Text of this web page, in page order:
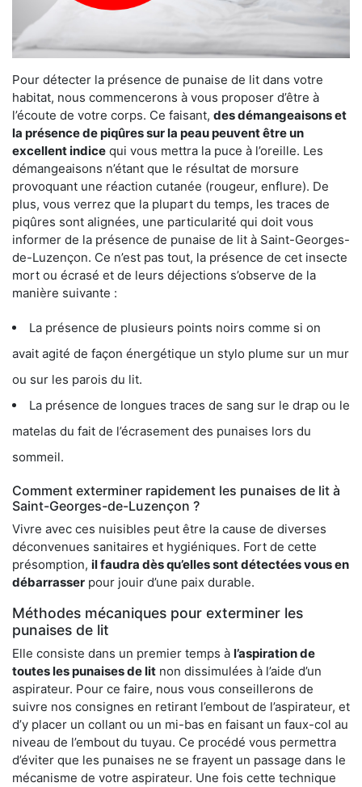
Pour détecter la présence de punaise de lit dans votre
habitat, nous commencerons à vous proposer d’être à
l’écoute de votre corps. Ce faisant, des démangeaisons et
la présence de piqûres sur la peau peuvent être un
excellent indice qui vous mettra la puce à l’oreille. Les
démangeaisons n’étant que le résultat de morsure
provoquant une réaction cutanée (rougeur, enflure). De
plus, vous verrez que la plupart du temps, les traces de
piqûres sont alignées, une particularité qui doit vous
informer de la présence de punaise de lit à Saint-Georges-
de-Luzençon. Ce n’est pas tout, la présence de cet insecte
mort ou écrasé et de leurs déjections s’observe de la
manière suivante :
La présence de plusieurs points noirs comme si on
avait agité de façon énergétique un stylo plume sur un mur
ou sur les parois du lit.
La présence de longues traces de sang sur le drap ou le
matelas du fait de l’écrasement des punaises lors du
sommeil.
Comment exterminer rapidement les punaises de lit à
Saint-Georges-de-Luzençon ?
Vivre avec ces nuisibles peut être la cause de diverses
déconvenues sanitaires et hygiéniques. Fort de cette
présomption, il faudra dès qu’elles sont détectées vous en
débarrasser pour jouir d’une paix durable.
Méthodes mécaniques pour exterminer les
punaises de lit
Elle consiste dans un premier temps à l’aspiration de
toutes les punaises de lit non dissimulées à l’aide d’un
aspirateur. Pour ce faire, nous vous conseillerons de
suivre nos consignes en retirant l’embout de l’aspirateur, et
d’y placer un collant ou un mi-bas en faisant un faux-col au
niveau de l’embout du tuyau. Ce procédé vous permettra
d’éviter que les punaises ne se frayent un passage dans le
mécanisme de votre aspirateur. Une fois cette technique